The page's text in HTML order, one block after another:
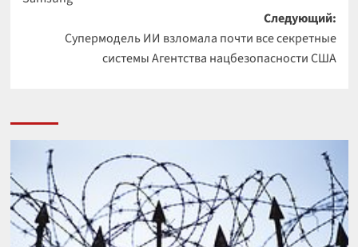
Следующий:
Супермодель ИИ взломала почти все секретные
системы Агентства нацбезопасности США